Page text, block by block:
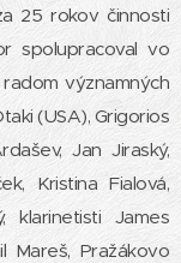
25 rokov činnosti
spolupracoval vo
významných
(USA), Grigorios
Jan Jiraský,
Kristina Fialová,
klarinetisti James
Mareš, Pražákovo